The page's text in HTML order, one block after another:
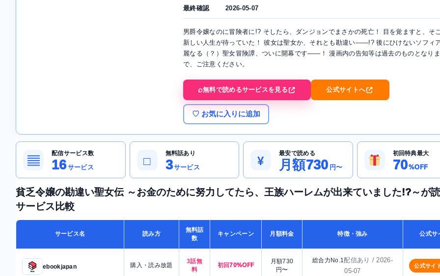
最終確認 2026-05-07
男爵令嬢なのに冒険者に!? そしたら、ダンジョンでまさかの死亡！ 目を覚ますと、そ
新しい人生が待っていた！ 彼女は聖女か、それとも勘違い――!? 後にひけないソフィ
麗なる（？）聖女冒険譚、ついに開幕です――！ 漫画内の告知等は過去のものとなり
で、ご注意ください。
無料で読めるサービスを見る 公式サイトへ
♡ お気に入りに追加
▤
配信サービス数
16サービス □
無料話あり
3サービス ¥
最安で読める
月額730 円〜
初回特典最大
70%OFF
貧乏令嬢の勘違い聖女伝 ～お金のために努力してたら、王族ハーレムが出来ていました!?～が
サービス比較
サービス名 読み方
無料話
数
キャンペーン 月額料金 特徴・強み 公式サ
ebookjapan 購入・読み放題
3話無
料
初回70%OFF
月額730
円〜
総合力No.1配信あり / 2026-
05-07
公式サイ